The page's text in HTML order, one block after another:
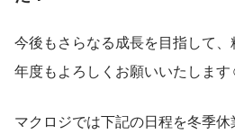
今後もさらなる成長を目指して
年度もよろしくお願いいたしま
マクロジでは下記の日程を冬季